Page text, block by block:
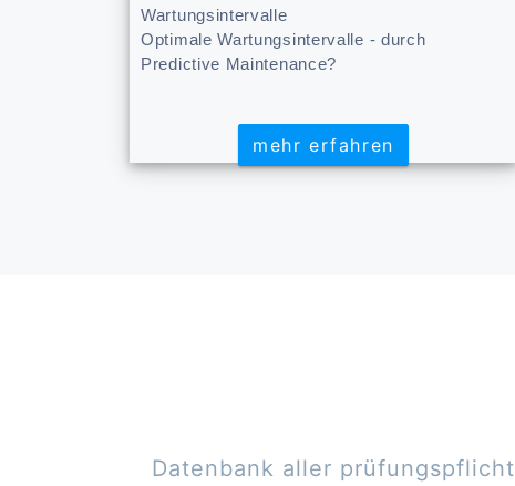
Wartungsintervalle
Optimale Wartungsintervalle - durch
Predictive Maintenance?
mehr erfahren
mehr erfahren
Datenbank aller